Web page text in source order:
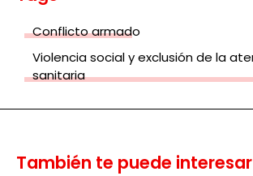
Conflicto armado
Violencia social y exclusión de la
sanitaria
También te puede interesar